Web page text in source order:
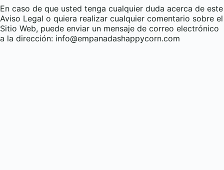
En caso de que usted tenga cualquier duda acerca de este
Aviso Legal o quiera realizar cualquier comentario sobre el
Sitio Web, puede enviar un mensaje de correo electrónico
a la dirección: info@empanadashappycorn.com